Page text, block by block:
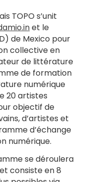
TOPO s’unit
et le
de Mexico pour
collective en
de littérature
de formation
numérique
20 artistes
objectif de
d’artistes et
d’échange
numérique.
se déroulera
consiste en 8